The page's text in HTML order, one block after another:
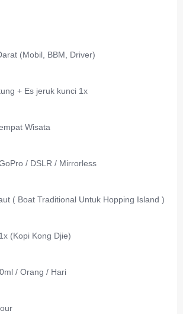
(Mobil, BBM, Driver)
+ Es jeruk kunci 1x
Wisata
/ DSLR / Mirrorless
( Boat Traditional Untuk Hopping Island )
(Kopi Kong Djie)
/ Orang / Hari